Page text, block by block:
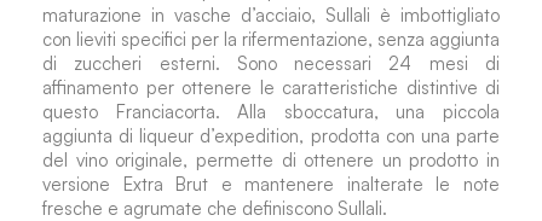
maturazione in vasche d’acciaio, Sullali è imbottigliato
con lieviti specifici per la rifermentazione, senza aggiunta
di zuccheri esterni. Sono necessari 24 mesi di
affinamento per ottenere le caratteristiche distintive di
questo Franciacorta. Alla sboccatura, una piccola
aggiunta di liqueur d’expedition, prodotta con una parte
del vino originale, permette di ottenere un prodotto in
versione Extra Brut e mantenere inalterate le note
fresche e agrumate che definiscono Sullali.